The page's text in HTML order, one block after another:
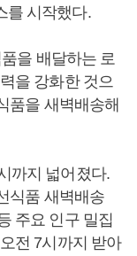
를 시작했다.
을 배달하는 로
을 강화한 것으
품을 새벽배송해
까지 넓어졌다.
식품 새벽배송
주요 인구 밀집
전 7시까지 받아